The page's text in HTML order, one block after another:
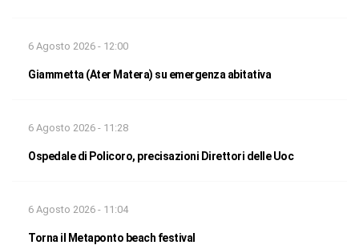
6 Agosto 2026 - 12:00
Giammetta (Ater Matera) su emergenza abitativa
6 Agosto 2026 - 11:28
Ospedale di Policoro, precisazioni Direttori delle Uoc
6 Agosto 2026 - 11:04
Torna il Metaponto beach festival